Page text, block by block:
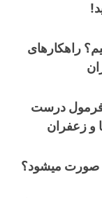
راهکارهای
فرمول درست
و زعفران
صورت میشود؟